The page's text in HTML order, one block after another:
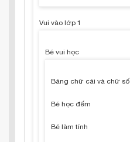
Vui vào lớp 1
Bé vui học
Bảng chữ cái và chữ số
Bé học đếm
Bé làm tính